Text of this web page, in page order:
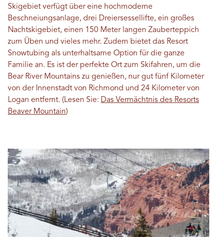
Skigebiet verfügt über eine hochmoderne
Beschneiungsanlage, drei Dreiersessellifte, ein großes
Nachtskigebiet, einen 150 Meter langen Zauberteppich
zum Üben und vieles mehr. Zudem bietet das Resort
Snowtubing als unterhaltsame Option für die ganze
Familie an. Es ist der perfekte Ort zum Skifahren, um die
Bear River Mountains zu genießen, nur gut fünf Kilometer
von der Innenstadt von Richmond und 24 Kilometer von
Logan entfernt. (Lesen Sie: Das Vermächtnis des Resorts
Beaver Mountain)